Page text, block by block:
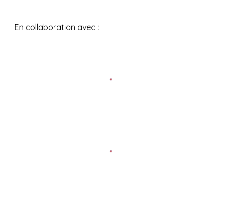
En collaboration avec :